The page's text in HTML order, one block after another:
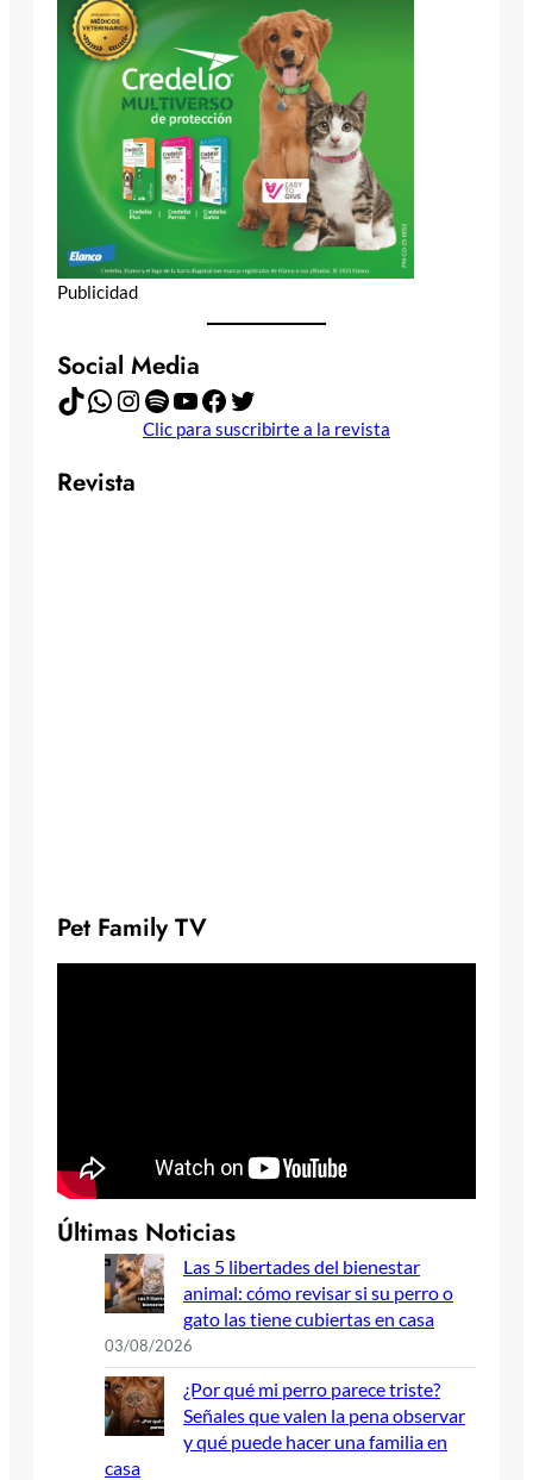
Publicidad
Social Media
TikTok WhatsApp Instagram Spotify YouTube Facebook Twitter
Clic para suscribirte a la revista
Revista
Pet Family TV
Últimas Noticias
Las 5 libertades del bienestar
animal: cómo revisar si su perro o
gato las tiene cubiertas en casa
03/08/2026
¿Por qué mi perro parece triste?
Señales que valen la pena observar
y qué puede hacer una familia en
casa